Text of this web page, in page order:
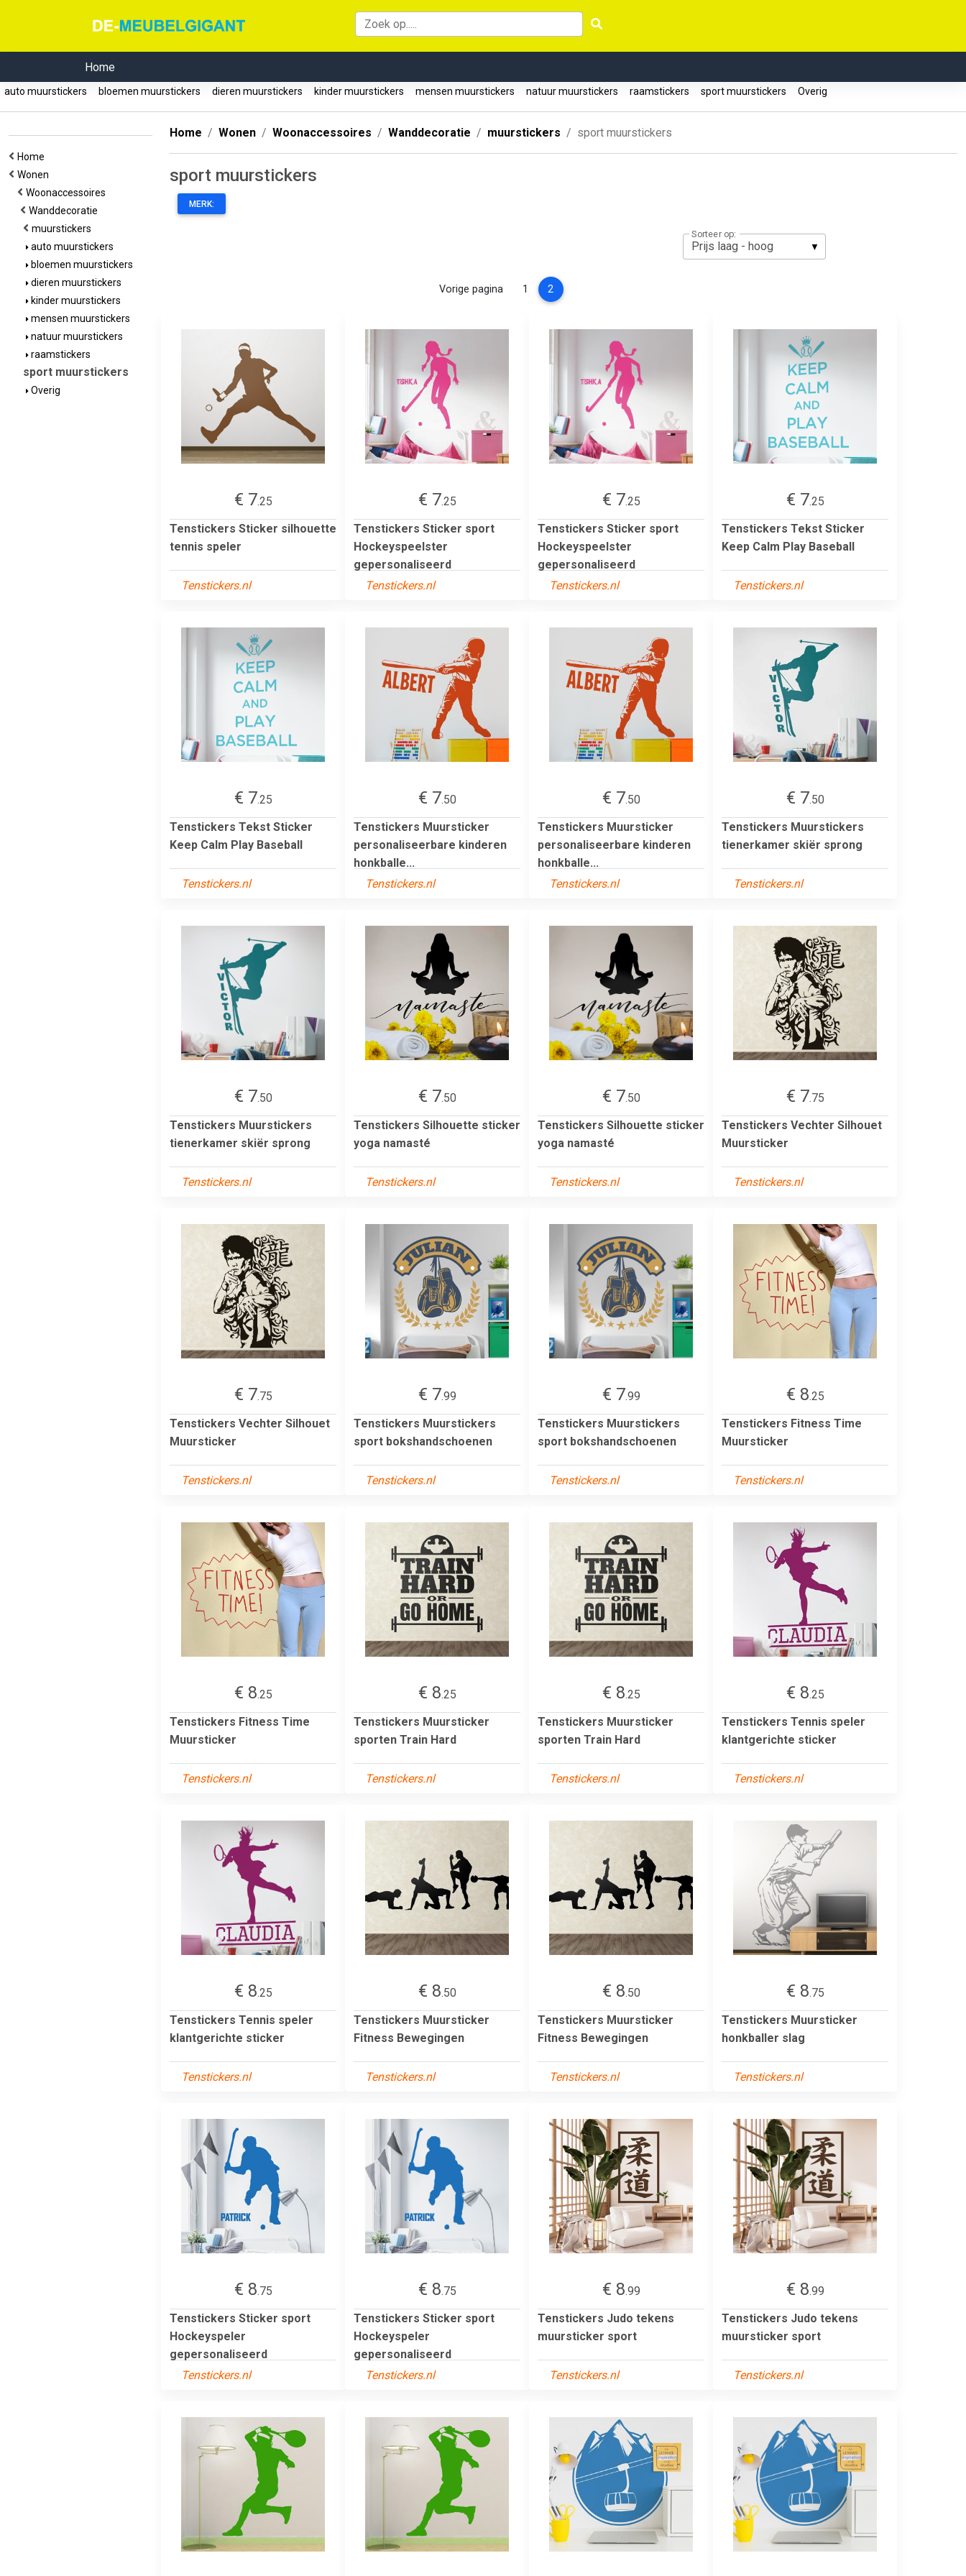
Home
auto muurstickers bloemen muurstickers dieren muurstickers kinder muurstickers mensen muurstickers natuur muurstickers raamstickers sport muurstickers Overig
Home
Wonen
Woonaccessoires
Wanddecoratie
muurstickers
auto muurstickers
bloemen muurstickers
dieren muurstickers
kinder muurstickers
mensen muurstickers
natuur muurstickers
raamstickers
sport muurstickers
Overig
Home Wonen Woonaccessoires Wanddecoratie muurstickers sport muurstickers
sport muurstickers
MERK:
Sorteer op:
Vorige pagina 1 2 (current)
€ 7.25
Tenstickers Sticker silhouette
tennis speler
Tenstickers.nl
€ 7.25
Tenstickers Sticker sport
Hockeyspeelster
gepersonaliseerd
Tenstickers.nl
€ 7.25
Tenstickers Sticker sport
Hockeyspeelster
gepersonaliseerd
Tenstickers.nl
€ 7.25
Tenstickers Tekst Sticker
Keep Calm Play Baseball
Tenstickers.nl
€ 7.25
Tenstickers Tekst Sticker
Keep Calm Play Baseball
Tenstickers.nl
€ 7.50
Tenstickers Muursticker
personaliseerbare kinderen
honkballe...
Tenstickers.nl
€ 7.50
Tenstickers Muursticker
personaliseerbare kinderen
honkballe...
Tenstickers.nl
€ 7.50
Tenstickers Muurstickers
tienerkamer skiër sprong
Tenstickers.nl
€ 7.50
Tenstickers Muurstickers
tienerkamer skiër sprong
Tenstickers.nl
€ 7.50
Tenstickers Silhouette sticker
yoga namasté
Tenstickers.nl
€ 7.50
Tenstickers Silhouette sticker
yoga namasté
Tenstickers.nl
€ 7.75
Tenstickers Vechter Silhouet
Muursticker
Tenstickers.nl
€ 7.75
Tenstickers Vechter Silhouet
Muursticker
Tenstickers.nl
€ 7.99
Tenstickers Muurstickers
sport bokshandschoenen
Tenstickers.nl
€ 7.99
Tenstickers Muurstickers
sport bokshandschoenen
Tenstickers.nl
€ 8.25
Tenstickers Fitness Time
Muursticker
Tenstickers.nl
€ 8.25
Tenstickers Fitness Time
Muursticker
Tenstickers.nl
€ 8.25
Tenstickers Muursticker
sporten Train Hard
Tenstickers.nl
€ 8.25
Tenstickers Muursticker
sporten Train Hard
Tenstickers.nl
€ 8.25
Tenstickers Tennis speler
klantgerichte sticker
Tenstickers.nl
€ 8.25
Tenstickers Tennis speler
klantgerichte sticker
Tenstickers.nl
€ 8.50
Tenstickers Muursticker
Fitness Bewegingen
Tenstickers.nl
€ 8.50
Tenstickers Muursticker
Fitness Bewegingen
Tenstickers.nl
€ 8.75
Tenstickers Muursticker
honkballer slag
Tenstickers.nl
€ 8.75
Tenstickers Sticker sport
Hockeyspeler
gepersonaliseerd
Tenstickers.nl
€ 8.75
Tenstickers Sticker sport
Hockeyspeler
gepersonaliseerd
Tenstickers.nl
€ 8.99
Tenstickers Judo tekens
muursticker sport
Tenstickers.nl
€ 8.99
Tenstickers Judo tekens
muursticker sport
Tenstickers.nl